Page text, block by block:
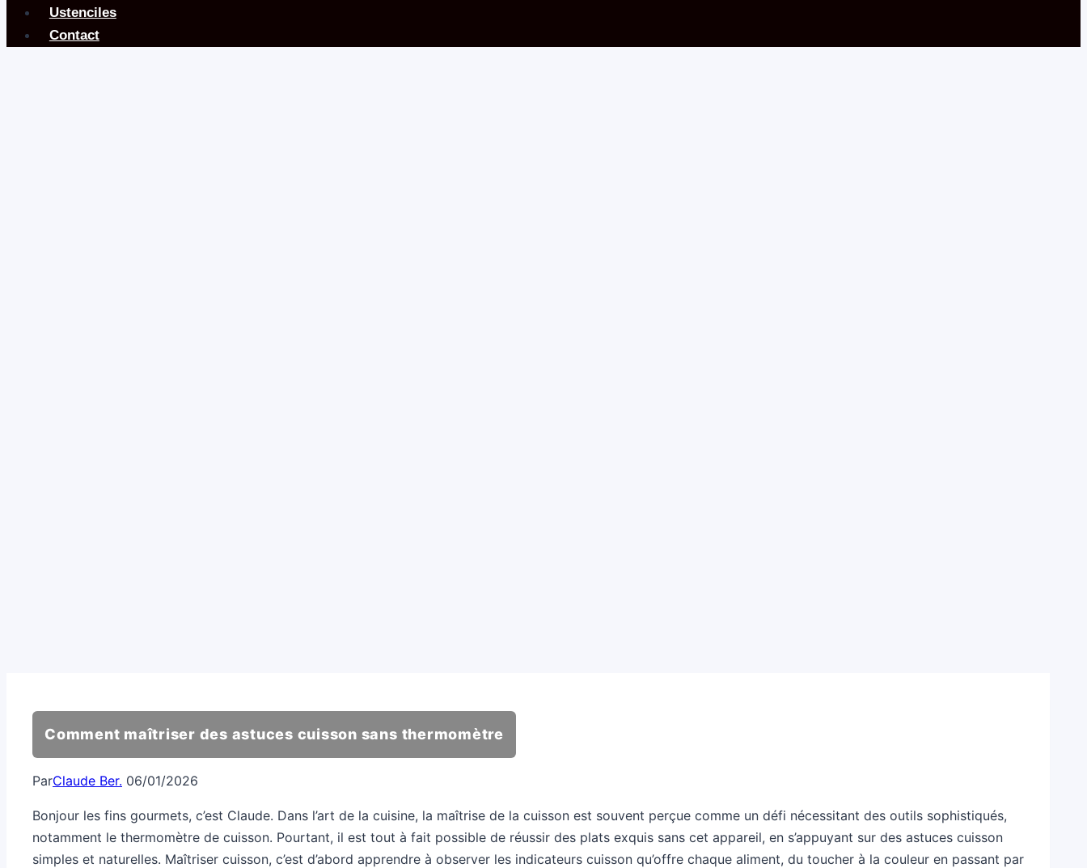
Ustenciles
Contact
Comment maîtriser des astuces cuisson sans thermomètre
ParClaude Ber. 06/01/2026
Bonjour les fins gourmets, c’est Claude. Dans l’art de la cuisine, la maîtrise de la cuisson est souvent perçue comme un défi nécessitant des outils sophistiqués,
notamment le thermomètre de cuisson. Pourtant, il est tout à fait possible de réussir des plats exquis sans cet appareil, en s’appuyant sur des astuces cuisson
simples et naturelles. Maîtriser cuisson, c’est d’abord apprendre à observer les indicateurs cuisson qu’offre chaque aliment, du toucher à la couleur en passant par